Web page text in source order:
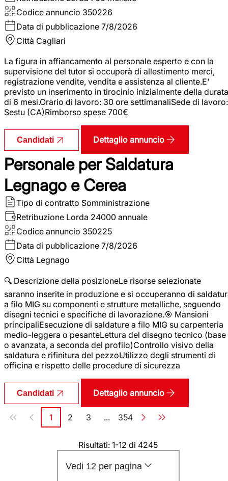
Codice annuncio 350226
Data di pubblicazione 7/8/2026
Città Cagliari
La figura in affiancamento al personale esperto e con la
supervisione del tutor si occuperà di allestimento merci,
registrazione vendite, vendita e assistenza al cliente.E'
previsto un inserimento in tirocinio inizialmente della durata
di 6 mesi.Orario di lavoro: 30 ore settimanaliSede di lavoro:
Sestu (CA)Rimborso spese 700€
Candidati Dettaglio annuncio
Personale per Saldatura
Legnago e Cerea
Tipo di contratto Somministrazione
Retribuzione Lorda 24000 annuale
Codice annuncio 350225
Data di pubblicazione 7/8/2026
Città Legnago
🔍 Descrizione della posizioneLe risorse selezionate
saranno inserite in produzione e si occuperanno di
a filo MIG su componenti e strutture metalliche, seguendo
disegni tecnici e specifiche di lavorazione.🎯 Mansioni
principaliEsecuzione di saldature a filo MIG su carpenteria
medio-leggera o pesanteLettura del disegno tecnico (base
o avanzata, a seconda del profilo)Controllo visivo della
saldatura e rifinitura del pezzoUtilizzo degli strumenti di
officina e rispetto delle procedure di sicurezza
Candidati Dettaglio annuncio
Paginazione
Pagina
1 Pagina
2 Pagina
3 ... Pagina
354
Risultati: 1-12 di 4245
Vedi 12 per pagina